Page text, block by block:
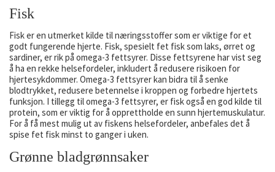
Fisk
Fisk er en utmerket kilde til næringsstoffer som er viktige for et
godt fungerende hjerte. Fisk, spesielt fet fisk som laks, ørret og
sardiner, er rik på omega-3 fettsyrer. Disse fettsyrene har vist seg
å ha en rekke helsefordeler, inkludert å redusere risikoen for
hjertesykdommer. Omega-3 fettsyrer kan bidra til å senke
blodtrykket, redusere betennelse i kroppen og forbedre hjertets
funksjon. I tillegg til omega-3 fettsyrer, er fisk også en god kilde til
protein, som er viktig for å opprettholde en sunn hjertemuskulatur.
For å få mest mulig ut av fiskens helsefordeler, anbefales det å
spise fet fisk minst to ganger i uken.
Grønne bladgrønnsaker